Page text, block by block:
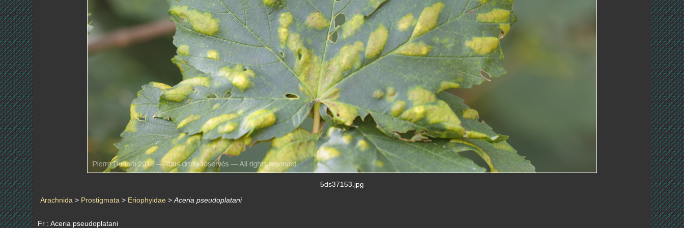
5ds37153.jpg
Arachnida > Prostigmata > Eriophyidae >Aceria pseudoplatani
Fr : Aceria pseudoplatani